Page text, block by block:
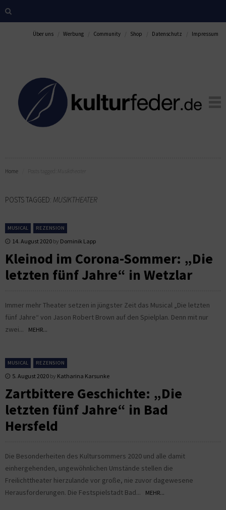
Über uns Werbung Community Shop Datenschutz Impressum
Home
POSTS TAGGED: MUSIKTHEATER
MUSICAL REZENSION
14. August 2020 by Dominik Lapp
Kleinod im Corona-Sommer: „Die
letzten fünf Jahre“ in Wetzlar
Immer mehr Theater setzen in jüngster Zeit das Musical „Die letzten
fünf Jahre“ von Jason Robert Brown auf den Spielplan. Denn mit nur
zwei...
MEHR...
MUSICAL REZENSION
5. August 2020 by Katharina Karsunke
Zartbittere Geschichte: „Die
letzten fünf Jahre“ in Bad
Hersfeld
Die Besonderheiten des Kultursommers 2020 und alle damit
einhergehenden, ungewöhnlichen Umstände stellen die
Freilichttheater hierzulande vor große, nie zuvor dagewesene
Herausforderungen. Die Festspielstadt Bad...
MEHR...